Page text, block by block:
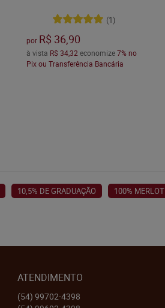
(1)
por R$ 36,90
à vista R$ 34,32economize7% no
Pix ou Transferência Bancária
10,5% DE GRADUAÇÃO 100% MERLOT
ATENDIMENTO
(54) 99702-4398